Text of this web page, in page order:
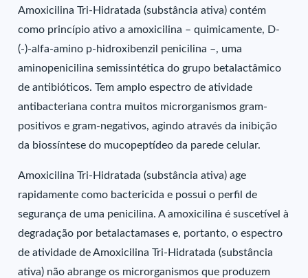
Amoxicilina Tri-Hidratada (substância ativa) contém
como princípio ativo a amoxicilina – quimicamente, D-
(-)-alfa-amino p-hidroxibenzil penicilina –, uma
aminopenicilina semissintética do grupo betalactâmico
de antibióticos. Tem amplo espectro de atividade
antibacteriana contra muitos microrganismos gram-
positivos e gram-negativos, agindo através da inibição
da biossíntese do mucopeptídeo da parede celular.
Amoxicilina Tri-Hidratada (substância ativa) age
rapidamente como bactericida e possui o perfil de
segurança de uma penicilina. A amoxicilina é suscetível à
degradação por betalactamases e, portanto, o espectro
de atividade de Amoxicilina Tri-Hidratada (substância
ativa) não abrange os microrganismos que produzem